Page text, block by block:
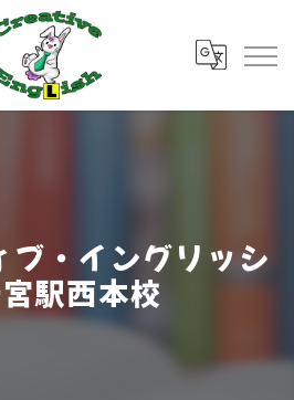
ブ・イングリッシ
駅西本校